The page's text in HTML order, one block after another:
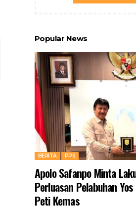
Popular News
BERITA PPS
Apolo Safanpo Minta
Perluasan Pelabuhan
Peti Kemas